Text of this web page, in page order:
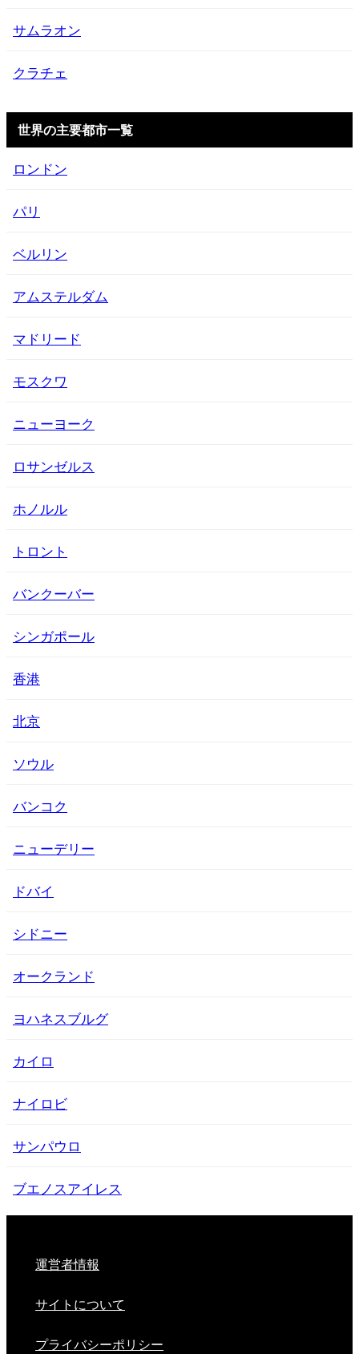
サムラオン
クラチェ
世界の主要都市一覧
ロンドン
パリ
ベルリン
アムステルダム
マドリード
モスクワ
ニューヨーク
ロサンゼルス
ホノルル
トロント
バンクーバー
シンガポール
香港
北京
ソウル
バンコク
ニューデリー
ドバイ
シドニー
オークランド
ヨハネスブルグ
カイロ
ナイロビ
サンパウロ
ブエノスアイレス
運営者情報
サイトについて
プライバシーポリシー